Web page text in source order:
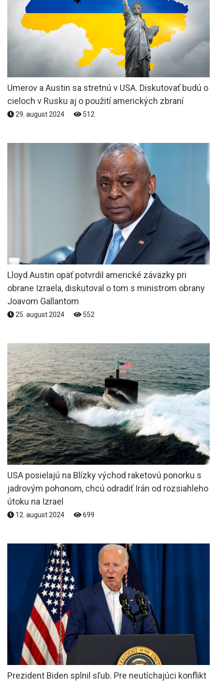
Umerov a Austin sa stretnú v USA. Diskutovať budú o
cieloch v Rusku aj o použití amerických zbraní
29. august 2024 512
Lloyd Austin opäť potvrdil americké záväzky pri
obrane Izraela, diskutoval o tom s ministrom obrany
Joavom Gallantom
25. august 2024 552
USA posielajú na Blízky východ raketovú ponorku s
jadrovým pohonom, chcú odradiť Irán od rozsiahleho
útoku na Izrael
12. august 2024 699
Prezident Biden splnil sľub. Pre neutíchajúci konflikt